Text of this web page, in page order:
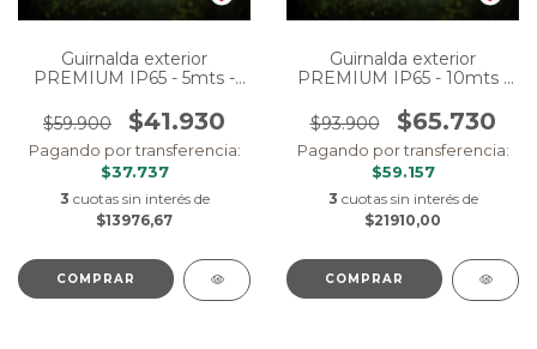
Guirnalda exterior
PREMIUM IP65 - 5mts -
$59.900
$41.930
Pagando por transferencia:
$37.737
3 cuotas sin interés de
$13976,67
Guirnalda exterior
PREMIUM IP65 - 10mts -
$93.900
$65.730
Pagando por transferencia:
$59.157
3 cuotas sin interés de
$21910,00